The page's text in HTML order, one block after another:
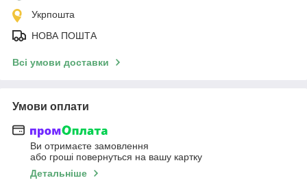
Укрпошта
НОВА ПОШТА
Всі умови доставки
Умови оплати
Ви отримаєте замовлення
або гроші повернуться на вашу картку
Детальніше